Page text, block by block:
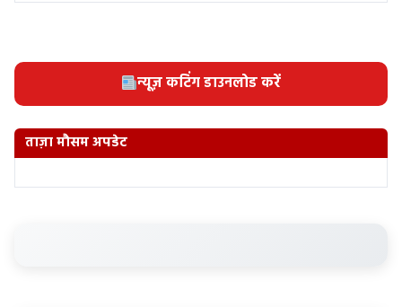
न्यूज़ कटिंग डाउनलोड करें
ताज़ा मौसम अपडेट